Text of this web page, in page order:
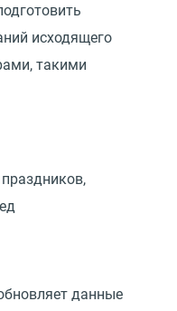
исходящего
такими
данные